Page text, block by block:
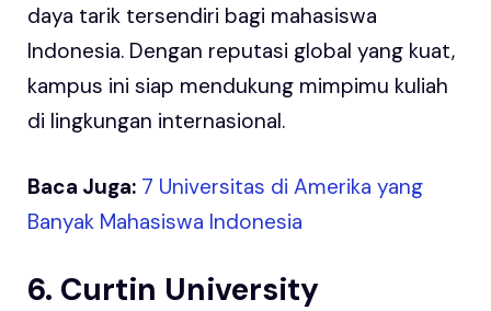
daya tarik tersendiri bagi mahasiswa
Indonesia. Dengan reputasi global yang kuat,
kampus ini siap mendukung mimpimu kuliah
di lingkungan internasional.
Baca Juga: 7 Universitas di Amerika yang
Banyak Mahasiswa Indonesia
6. Curtin University